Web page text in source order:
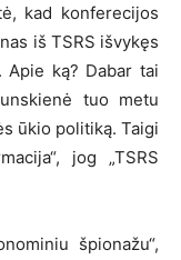
kad konferecijos
iš TSRS išvykęs
Apie ką? Dabar tai
tuo metu
ūkio politiką. Taigi
jog „TSRS
špionažu“,